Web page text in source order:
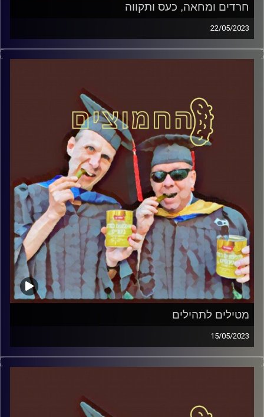
חרדים ומחאה, כעס ותקווה
22/05/2023
המערכת הפוליטית על ספת הפסיכולוג, עם פרופסור בועז בן-
דוד ופרופסור גלעד הירשברגר.
מטילים לתהילים
15/05/2023
המערכת הפוליטית על ספת הפסיכולוג, עם פרופסור בועז בן-
דוד ופרופסור גלעד הירשברגר.